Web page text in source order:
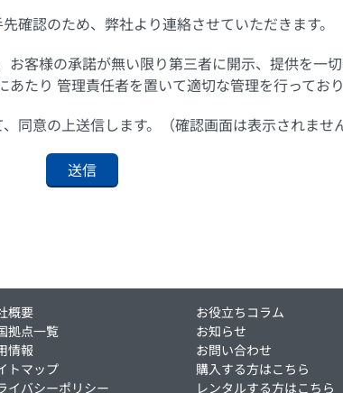
確認のため、弊社より連絡させていただきます。
客様の承諾が無い限り第三者に開示、提供を一切
たり 管理責任者を置いて適切な管理を行っており
同意の上送信します。（確認画面は表示されません
概要
拠点一覧
情報
トマップ
イバシーポリシー
お役立ちコラム
お知らせ
お問い合わせ
購入する方はこちら
レンタルする方はこちら